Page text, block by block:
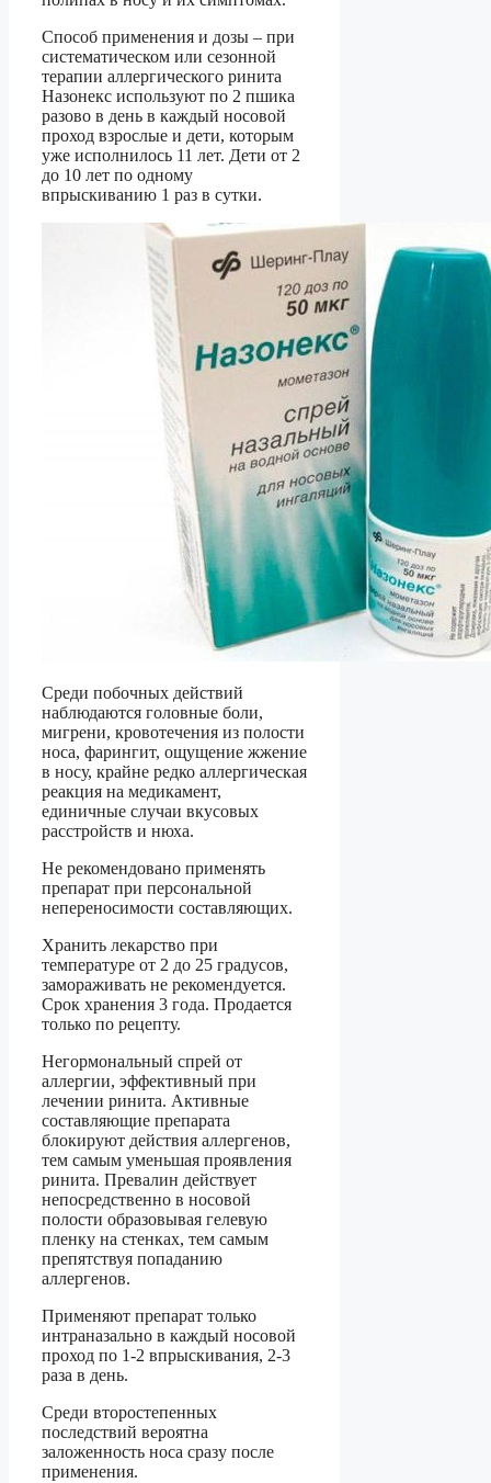
Способ применения и дозы – при
систематическом или сезонной
терапии аллергического ринита
Назонекс используют по 2 пшика
разово в день в каждый носовой
проход взрослые и дети, которым
уже исполнилось 11 лет. Дети от 2
до 10 лет по одному
впрыскиванию 1 раз в сутки.
Среди побочных действий
наблюдаются головные боли,
мигрени, кровотечения из полости
носа, фарингит, ощущение жжение
в носу, крайне редко аллергическая
реакция на медикамент,
единичные случаи вкусовых
расстройств и нюха.
Не рекомендовано применять
препарат при персональной
непереносимости составляющих.
Хранить лекарство при
температуре от 2 до 25 градусов,
замораживать не рекомендуется.
Срок хранения 3 года. Продается
только по рецепту.
Негормональный спрей от
аллергии, эффективный при
лечении ринита. Активные
составляющие препарата
блокируют действия аллергенов,
тем самым уменьшая проявления
ринита. Превалин действует
непосредственно в носовой
полости образовывая гелевую
пленку на стенках, тем самым
препятствуя попаданию
аллергенов.
Применяют препарат только
интраназально в каждый носовой
проход по 1-2 впрыскивания, 2-3
раза в день.
Среди второстепенных
последствий вероятна
заложенность носа сразу после
применения.